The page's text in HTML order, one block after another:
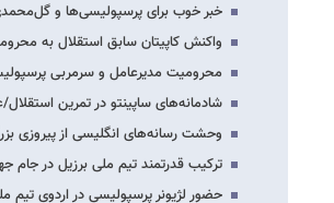
خبر خوب برای پرسپولیسی‌ها و
واکنش کاپیتان سابق استقلال به
محرومیت مدیرعامل و سرمربی
شادمانه‌های ساپینتو در تمرین
وحشت رسانه‌های انگلیسی از پیروزی
ترکیب قدرتمند تیم ملی برزیل در جام
حضور لژیونر پرسپولیسی در اردوی